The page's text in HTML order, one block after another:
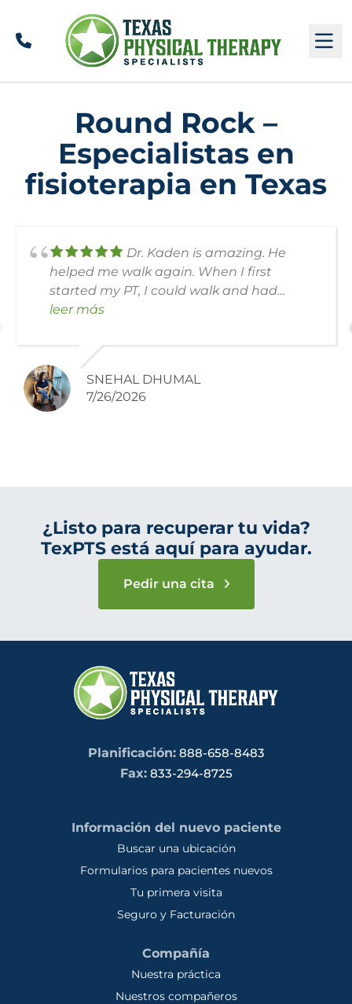
Llamar
Round Rock –
Especialistas en
fisioterapia en Texas
Dr. Kaden is amazing. He
helped me walk again. When I first
started my PT, I could walk and had
severe pain shooting down my leg. My
His suggestions and the exercises that he
had for me worked. I liked his approach.
I'm grateful for his help.
leer más
SNEHAL DHUMAL
7/26/2026
¿Listo para recuperar tu vida?
TexPTS está aquí para ayudar.
Pedir una cita
Planificación: 888-658-8483
Fax:833-294-8725
Información del nuevo paciente
Buscar una ubicación
Formularios para pacientes nuevos
Tu primera visita
Seguro y Facturación
Compañía
Nuestra práctica
Nuestros compañeros